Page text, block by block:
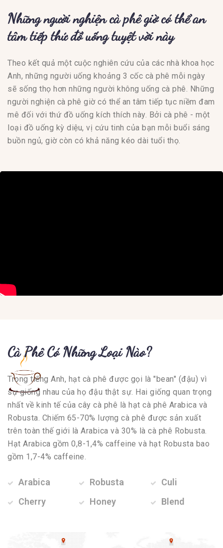
Những người nghiện cà phê​ giờ có thể an
tâm tiếp thứ đồ uống tuyệt vời này
Theo kết quả một cuộc nghiên cứu của các nhà khoa học
Anh, những người uống khoảng 3 cốc cà phê mỗi ngày
sẽ sống thọ hơn những người không uống cà phê. Những
người nghiện cà phê giờ có thể an tâm tiếp tục niềm đam
mê đối với thứ đồ uống kích thích này. Bởi cà phê - một
loại đồ uống kỳ diệu, vị cứu tinh của bạn mỗi buổi sáng
buồn ngủ, giờ còn có khả năng kéo dài tuổi thọ.
Cà Phê Có Những Loại Nào?
Trong tiếng Anh, hạt cà phê được gọi là "bean" (đậu) vì
sự giống nhau của họ đậu thật sự. Hai giống quan trọng
nhất về kinh tế của cây cà phê là hạt cà phê Arabica và
Robusta. Chiếm 65-70% lượng cà phê được sản xuất
trên toàn thế giới là Arabica và 30% là cà phê Robusta.
Hạt Arabica gồm 0,8-1,4% caffeine và hạt Robusta bao
gồm 1,7-4% caffeine.
Arabica Robusta
Culi
Cherry
Honey Blend